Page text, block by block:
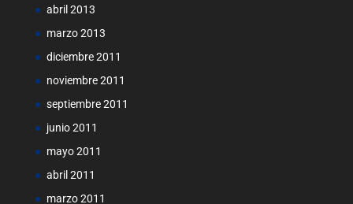
abril 2013
marzo 2013
diciembre 2011
noviembre 2011
septiembre 2011
junio 2011
mayo 2011
abril 2011
marzo 2011